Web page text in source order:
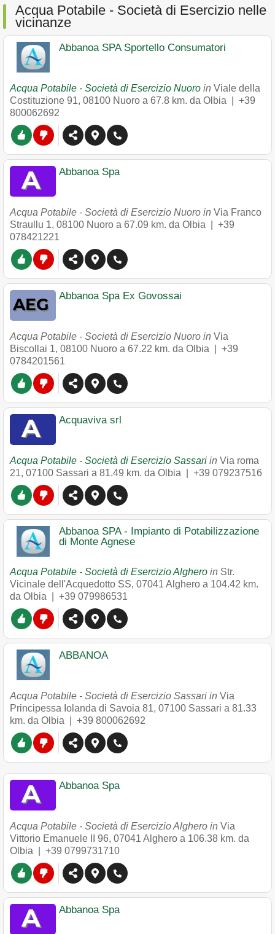
Acqua Potabile - Società di Esercizio nelle
vicinanze
Abbanoa SPA Sportello Consumatori
Acqua Potabile - Società di Esercizio Nuoro in Viale della
Costituzione 91, 08100 Nuoro a 67.8 km. da Olbia | +39
800062692
Abbanoa Spa
Acqua Potabile - Società di Esercizio Nuoro in Via Franco
Straullu 1, 08100 Nuoro a 67.09 km. da Olbia | +39
078421221
Abbanoa Spa Ex Govossai
Acqua Potabile - Società di Esercizio Nuoro in Via
Biscollai 1, 08100 Nuoro a 67.22 km. da Olbia | +39
0784201561
Acquaviva srl
Acqua Potabile - Società di Esercizio Sassari in Via roma
21, 07100 Sassari a 81.49 km. da Olbia | +39 079237516
Abbanoa SPA - Impianto di Potabilizzazione
di Monte Agnese
Acqua Potabile - Società di Esercizio Alghero in Str.
Vicinale dell'Acquedotto SS, 07041 Alghero a 104.42 km.
da Olbia | +39 079986531
ABBANOA
Acqua Potabile - Società di Esercizio Sassari in Via
Principessa Iolanda di Savoia 81, 07100 Sassari a 81.33
km. da Olbia | +39 800062692
Abbanoa Spa
Acqua Potabile - Società di Esercizio Alghero in Via
Vittorio Emanuele II 96, 07041 Alghero a 106.38 km. da
Olbia | +39 0799731710
Abbanoa Spa